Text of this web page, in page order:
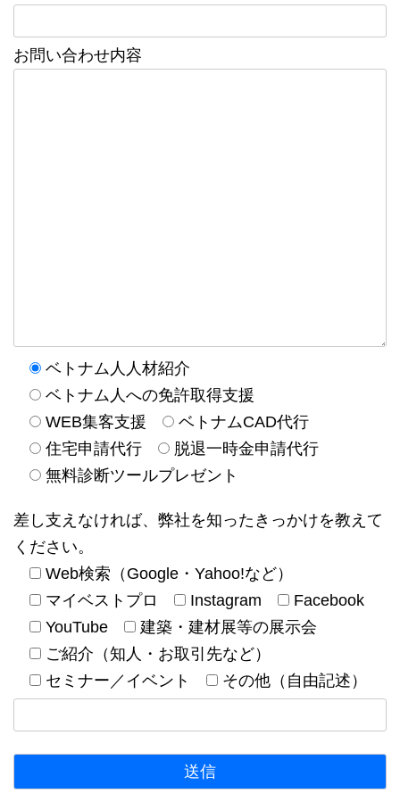
お問い合わせ内容
ベトナム人人材紹介
ベトナム人への免許取得支援
WEB集客支援
ベトナムCAD代行
住宅申請代行
脱退一時金申請代行
無料診断ツールプレゼント
差し支えなければ、弊社を知ったきっかけを教えて
ください。
Web検索（Google・Yahoo!など）
マイベストプロ
Instagram
Facebook
YouTube
建築・建材展等の展示会
ご紹介（知人・お取引先など）
セミナー／イベント
その他（自由記述）